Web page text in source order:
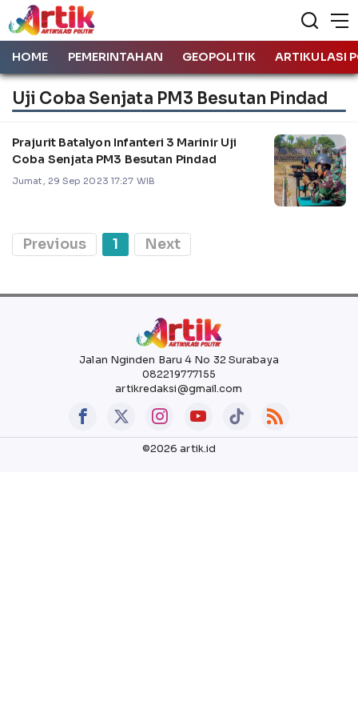
HOME PEMERINTAHAN GEOPOLITIK ARTIKULASI
Uji Coba Senjata PM3 Besutan Pindad
Prajurit Batalyon Infanteri 3 Marinir Uji
Coba Senjata PM3 Besutan Pindad
Jumat, 29 Sep 2023 17:27 WIB
Previous 1 Next
Jalan Nginden Baru 4 No 32 Surabaya
082219777155
artikredaksi@gmail.com
©2026 artik.id